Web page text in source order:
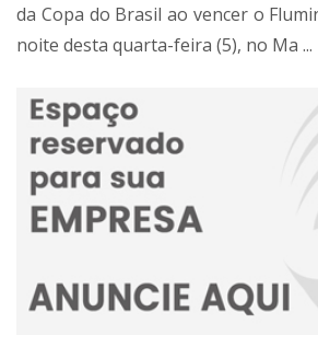
da Copa do Brasil ao vencer o
noite desta quarta-feira (5), no Ma ...